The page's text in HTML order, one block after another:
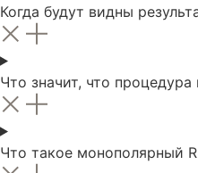
Когда будут видны
Что значит, что
Что такое монополярный